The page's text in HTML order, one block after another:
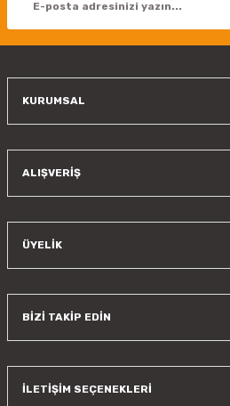
KURUMSAL
ALIŞVERİŞ
ÜYELİK
BİZİ TAKİP EDİN
İLETİŞİM SEÇENEKLERİ